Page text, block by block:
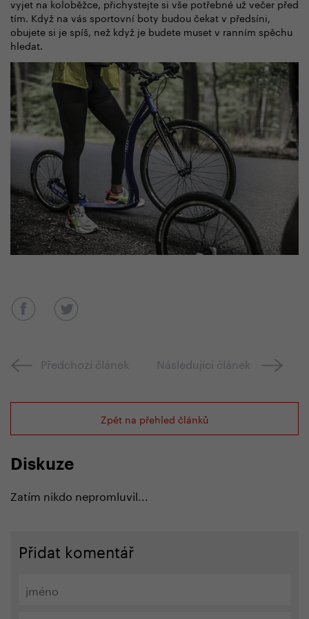
vyjet na koloběžce, přichystejte si vše potřebné už večer před
tím. Když na vás sportovní boty budou čekat v předsíni,
obujete si je spíš, než když je budete muset v ranním spěchu
hledat.
Předchozí článek Následující článek
Zpět na přehled článků
Diskuze
Zatím nikdo nepromluvil...
Přidat komentář